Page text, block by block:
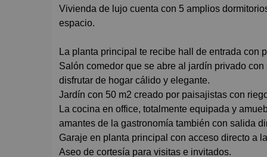
Vivienda de lujo cuenta con 5 amplios
espacio.
La planta principal te recibe hall de entrada con
Salón comedor que se abre al jardín privado
disfrutar de hogar cálido y elegante.
Jardín con 50 m2 creado por paisajistas con
La cocina en office, totalmente equipada y
amantes de la gastronomía también con salida
Garaje en planta principal con acceso directo a
Aseo de cortesía para visitas e invitados.